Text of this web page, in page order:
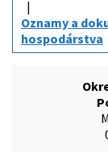
Oznamy a
hospodárstva